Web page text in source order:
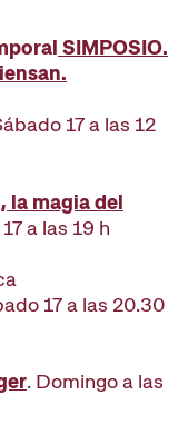
SIMPOSIO.
17 a las 12
la magia del
a las 19 h
17 a las 20.30
. Domingo a las